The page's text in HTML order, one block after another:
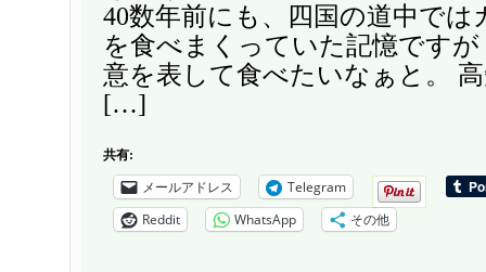
40数年前にも、四国の道中で
を食べまくっていた記憶です
意を表して食べたいなぁと。
[…]
共有:
メールアドレス
Telegram
Reddit
WhatsApp その他